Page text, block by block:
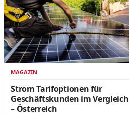
MAGAZIN
Strom Tarifoptionen für
Geschäftskunden im Vergleich
– Österreich